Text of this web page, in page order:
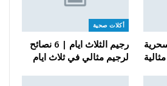
أكلات صحية
رجيم الثلاث ايام | 6 نصائح
لرجيم مثالي في ثلاث ايام